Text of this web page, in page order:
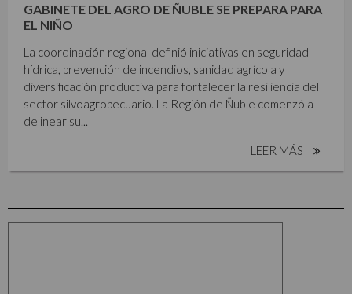
GABINETE DEL AGRO DE ÑUBLE SE PREPARA PARA
EL NIÑO
La coordinación regional definió iniciativas en seguridad
hídrica, prevención de incendios, sanidad agrícola y
diversificación productiva para fortalecer la resiliencia del
sector silvoagropecuario. La Región de Ñuble comenzó a
delinear su...
LEER MÁS